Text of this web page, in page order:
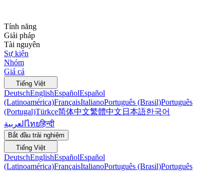
Tính năng
Giải pháp
Tài nguyên
Sự kiện
Nhóm
Giá cả
Tiếng Việt
DeutschEnglishEspañolEspañol
(Latinoamérica)FrançaisItalianoPortuguês (Brasil)Português
(Portugal)Türkçe简体中文繁體中文 日本語한국어
العربيةไทยहिन्दी
Bắt đầu trải nghiệm
Tiếng Việt
DeutschEnglishEspañolEspañol
(Latinoamérica)FrançaisItalianoPortuguês (Brasil)Português